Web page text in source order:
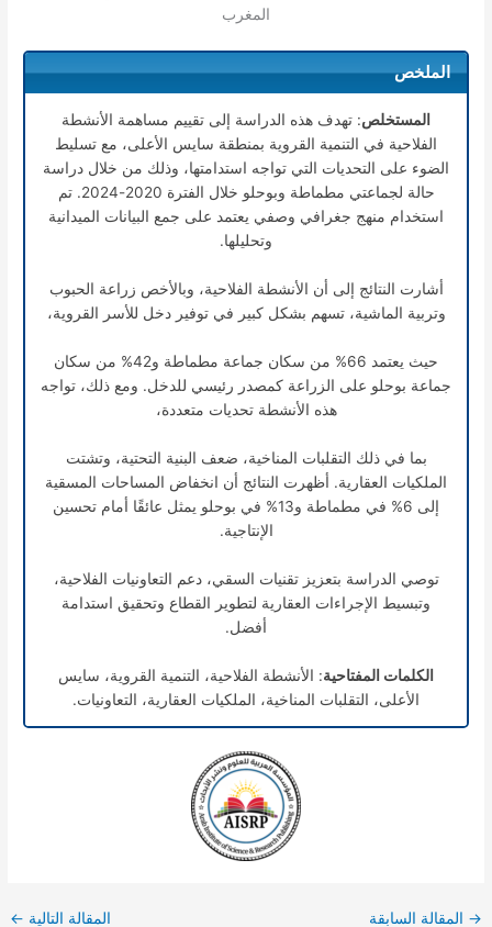
المغرب
الملخص
المستخلص: تهدف هذه الدراسة إلى تقييم مساهمة الأنشطة
الفلاحية في التنمية القروية بمنطقة سايس الأعلى، مع تسليط
الضوء على التحديات التي تواجه استدامتها، وذلك من خلال دراسة
حالة لجماعتي مطماطة وبوحلو خلال الفترة 2020-2024. تم
استخدام منهج جغرافي وصفي يعتمد على جمع البيانات الميدانية
وتحليلها.
أشارت النتائج إلى أن الأنشطة الفلاحية، وبالأخص زراعة الحبوب
وتربية الماشية، تسهم بشكل كبير في توفير دخل للأسر القروية،
حيث يعتمد 66% من سكان جماعة مطماطة و42% من سكان
جماعة بوحلو على الزراعة كمصدر رئيسي للدخل. ومع ذلك، تواجه
هذه الأنشطة تحديات متعددة،
بما في ذلك التقلبات المناخية، ضعف البنية التحتية، وتشتت
الملكيات العقارية. أظهرت النتائج أن انخفاض المساحات المسقية
إلى 6% في مطماطة و13% في بوحلو يمثل عائقًا أمام تحسين
الإنتاجية.
توصي الدراسة بتعزيز تقنيات السقي، دعم التعاونيات الفلاحية،
وتبسيط الإجراءات العقارية لتطوير القطاع وتحقيق استدامة
أفضل.
الكلمات المفتاحية: الأنشطة الفلاحية، التنمية القروية، سايس
الأعلى، التقلبات المناخية، الملكيات العقارية، التعاونيات.
→ المقالة السابقة المقالة التالية ←